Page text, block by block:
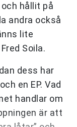
hållit på
andra också
lite
Soila.
dess har
en EP. Vad
handlar om
är att